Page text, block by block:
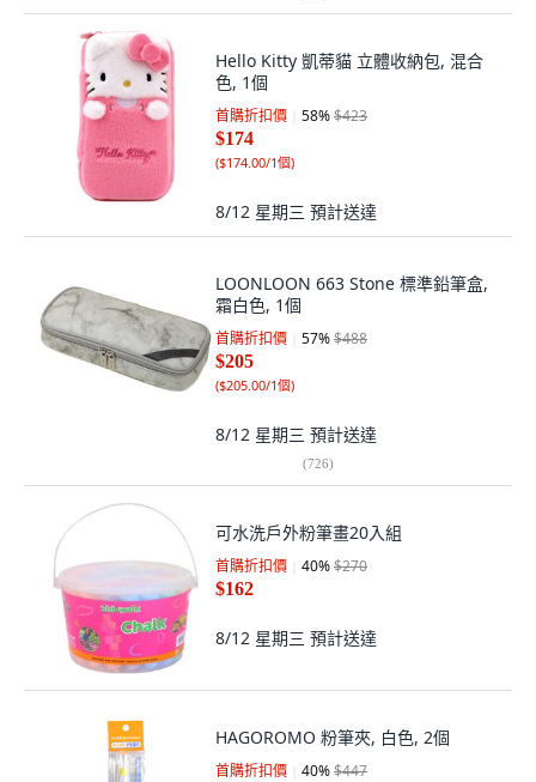
Hello Kitty 凱蒂貓 立體收納包, 混合
色, 1個
首購折扣價 58%$423
$174
($174.00/1個)
8/12 星期三 預計送達
LOONLOON 663 Stone 標準鉛筆盒,
霜白色, 1個
首購折扣價 57%$488
$205
($205.00/1個)
8/12 星期三 預計送達
(726)
可水洗戶外粉筆畫20入組
首購折扣價 40%$270
$162
8/12 星期三 預計送達
HAGOROMO 粉筆夾, 白色, 2個
首購折扣價 40%$447